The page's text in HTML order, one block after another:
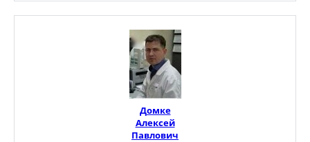
Домке
Алексей
Павлович